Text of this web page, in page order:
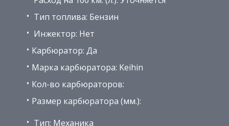
Тип топлива: Бензин
Инжектор: Нет
Карбюратор: Да
Марка карбюратора: Keihin
Кол-во карбюраторов:
Размер карбюратора (мм.):
Тип: Механика